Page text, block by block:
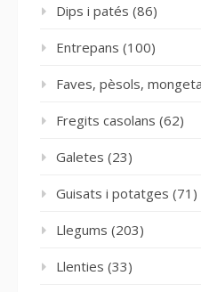
Dips i patés (86)
Entrepans (100)
Faves, pèsols,
Fregits casolans (62)
Galetes (23)
Guisats i potatges (71)
Llegums (203)
Llenties (33)